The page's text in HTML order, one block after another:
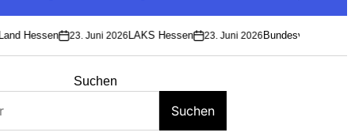
Hessenon
23. Juni 2026LAKS Hessenon
23. Juni 2026Bundesverband
Suchen
Suchen